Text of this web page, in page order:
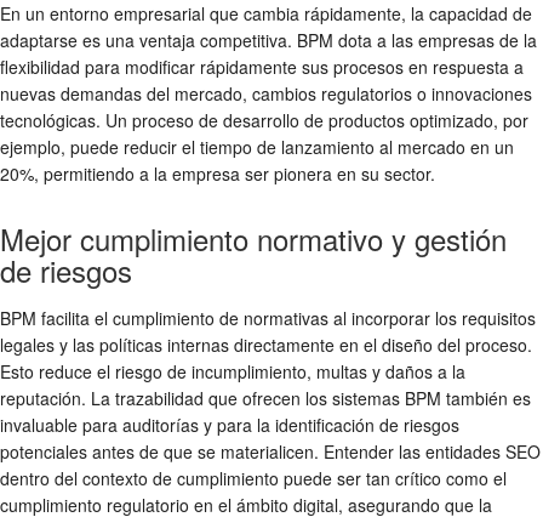
En un entorno empresarial que cambia rápidamente, la capacidad de
adaptarse es una ventaja competitiva. BPM dota a las empresas de la
flexibilidad para modificar rápidamente sus procesos en respuesta a
nuevas demandas del mercado, cambios regulatorios o innovaciones
tecnológicas. Un proceso de desarrollo de productos optimizado, por
ejemplo, puede reducir el tiempo de lanzamiento al mercado en un
20%, permitiendo a la empresa ser pionera en su sector.
Mejor cumplimiento normativo y gestión
de riesgos
BPM facilita el cumplimiento de normativas al incorporar los requisitos
legales y las políticas internas directamente en el diseño del proceso.
Esto reduce el riesgo de incumplimiento, multas y daños a la
reputación. La trazabilidad que ofrecen los sistemas BPM también es
invaluable para auditorías y para la identificación de riesgos
potenciales antes de que se materialicen. Entender las entidades SEO
dentro del contexto de cumplimiento puede ser tan crítico como el
cumplimiento regulatorio en el ámbito digital, asegurando que la